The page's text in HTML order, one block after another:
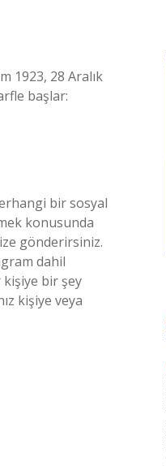
1923, 28 Aralık
başlar:
bir sosyal
konusunda
gönderirsiniz.
dahil
kişiye bir şey
kişiye veya